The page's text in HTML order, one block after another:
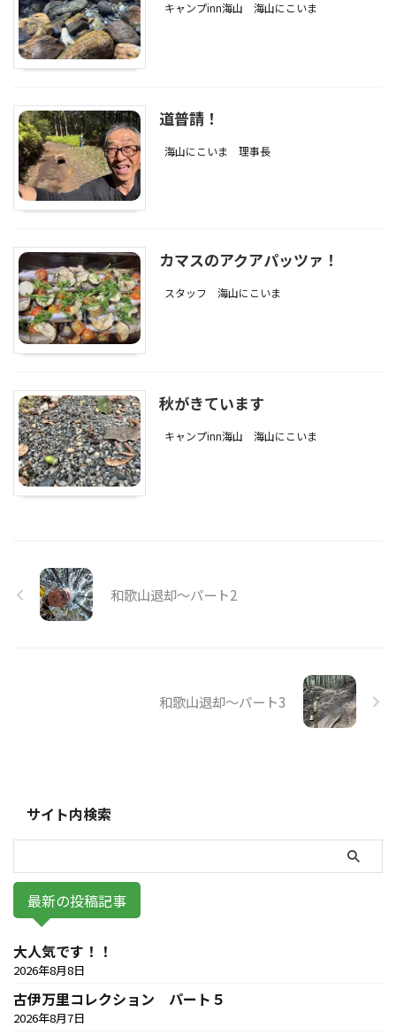
キャンプinn海山 海山にこいま
道普請！
海山にこいま 理事長
カマスのアクアパッツァ！
スタッフ 海山にこいま
秋がきています
キャンプinn海山 海山にこいま
和歌山退却〜パート2
和歌山退却～パート3
サイト内検索
最新の投稿記事
大人気です！！
2026年8月8日
古伊万里コレクション パート５
2026年8月7日